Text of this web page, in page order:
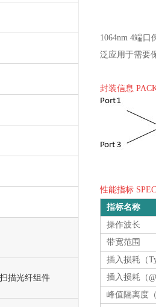
描光纤组件
1064nm 4端
泛应用于需要
封装信息
性能指标
指标名称
操作波长
带宽范围
插入损耗（
插入损耗（
峰值隔离度（